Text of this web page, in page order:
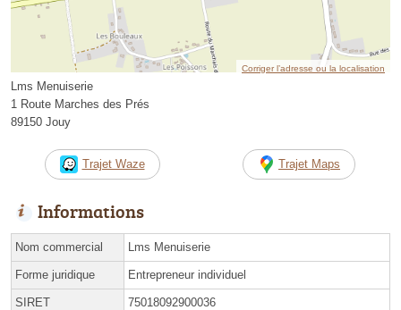
Corriger l’adresse ou la localisation
Lms Menuiserie
1 Route Marches des Prés
89150 Jouy
Trajet Waze Trajet Maps
Informations
Nom commercial Lms Menuiserie
Forme juridique Entrepreneur individuel
SIRET 75018092900036